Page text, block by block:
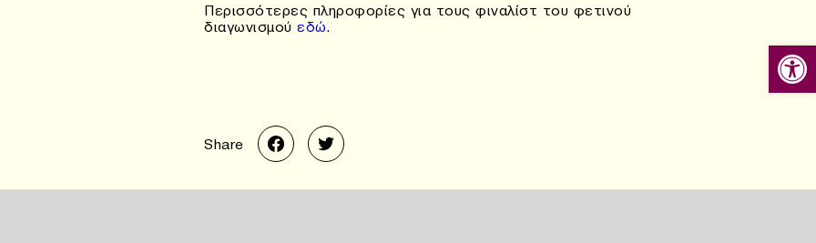
Περισσότερες πληροφορίες για τους φιναλίστ του φετινού
διαγωνισμού εδώ.
Share